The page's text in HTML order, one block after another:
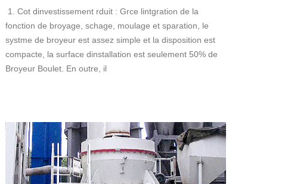
1. Cot dinvestissement rduit : Grce lintgration de la
fonction de broyage, schage, moulage et sparation, le
systme de broyeur est assez simple et la disposition est
compacte, la surface dinstallation est seulement 50% de
Broyeur Boulet. En outre, il